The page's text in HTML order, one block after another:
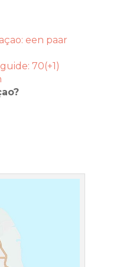
een paar
70(+1)